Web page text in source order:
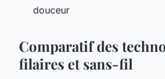
douceur
Comparatif des
filaires et sans-fil